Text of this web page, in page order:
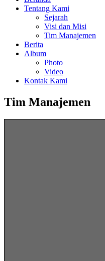
Tentang Kami
Sejarah
Visi dan Misi
Tim Manajemen
Berita
Album
Photo
Video
Kontak Kami
Tim Manajemen